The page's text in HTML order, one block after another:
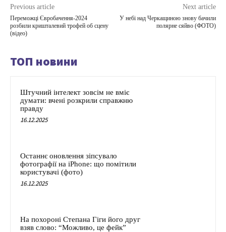
Previous article
Переможці Євробачення-2024
розбили кришталевий трофей об сцену
(відео)
Next article
У небі над Черкащиною знову бачили
полярне сяйво (ФОТО)
ТОП новини
Штучний інтелект зовсім не вміє
думати: вчені розкрили справжню
правду
16.12.2025
Останнє оновлення зіпсувало
фотографії на iPhone: що помітили
користувачі (фото)
16.12.2025
На похороні Степана Гіги його друг
взяв слово: “Можливо, це фейк”